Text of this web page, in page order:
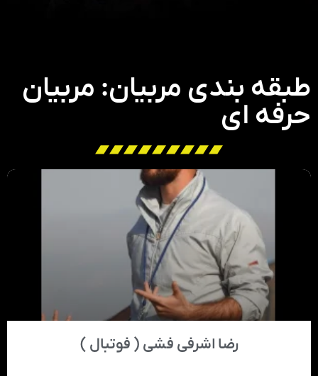
طبقه بندی مربیان: مربیان
حرفه ای
رضا اشرفی فشی ( فوتبال )